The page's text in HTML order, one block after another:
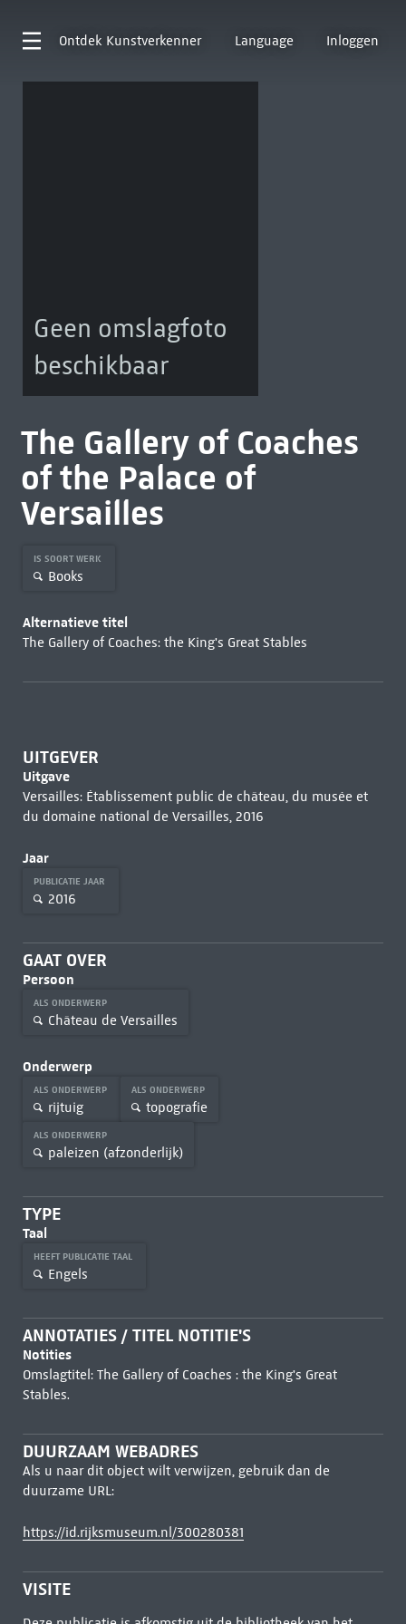
Ontdek Kunstverkenner Language Inloggen
Geen omslagfoto
beschikbaar
The Gallery of Coaches
of the Palace of
Versailles
IS SOORT WERK
Books
Alternatieve titel
The Gallery of Coaches: the King's Great Stables
UITGEVER
Uitgave
Versailles: Établissement public de château, du musée et
du domaine national de Versailles, 2016
Jaar
PUBLICATIE JAAR
2016
GAAT OVER
Persoon
ALS ONDERWERP
Château de Versailles
Onderwerp
ALS ONDERWERP
rijtuig
ALS ONDERWERP
topografie
ALS ONDERWERP
paleizen (afzonderlijk)
TYPE
Taal
HEEFT PUBLICATIE TAAL
Engels
ANNOTATIES / TITEL NOTITIE'S
Notities
Omslagtitel: The Gallery of Coaches : the King's Great
Stables.
DUURZAAM WEBADRES
Als u naar dit object wilt verwijzen, gebruik dan de
duurzame URL:
https://id.rijksmuseum.nl/300280381
VISITE